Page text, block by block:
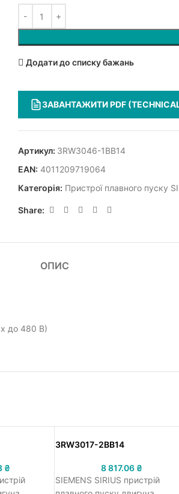
Додати до списку бажань
ЗАВАНТАЖИТИ PDF (TECHNICAL
EAN: 4011209719064
Артикул: 3RW3046-1BB14
Категорія: Пристрої плавного пуску
Share:
ОПИС
до 480 В)
₴
3RW3017-2BB14
8 817.06 ₴
SIEMENS SIRIUS пристрій